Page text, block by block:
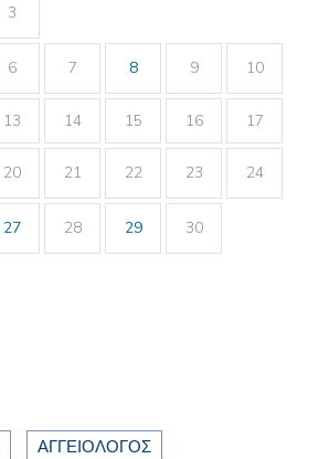
3
6 7 8 9 10
13 14 15 16 17
20 21 22 23 24
27 28 29 30
ΑΓΓΕΙΟΛΟΓΟΣ